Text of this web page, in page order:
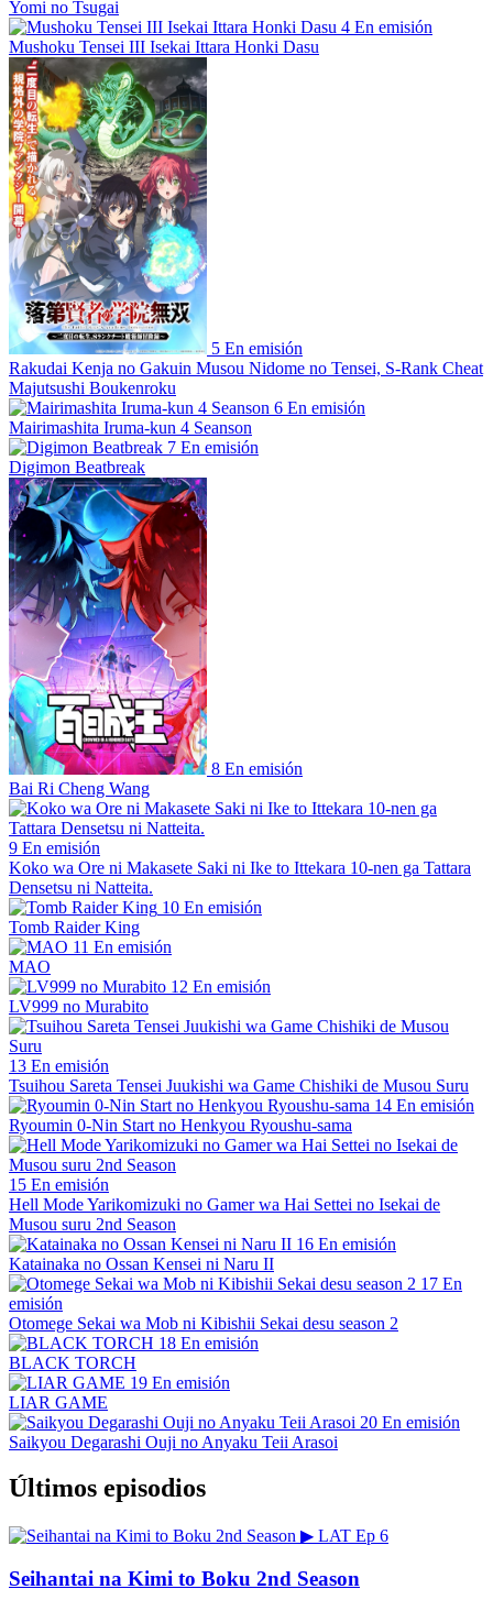
Yomi no Tsugai
4 En emisión
Mushoku Tensei III Isekai Ittara Honki Dasu
5 En emisión
Rakudai Kenja no Gakuin Musou Nidome no Tensei, S-Rank Cheat
Majutsushi Boukenroku
6 En emisión
Mairimashita Iruma-kun 4 Seanson
7 En emisión
Digimon Beatbreak
8 En emisión
Bai Ri Cheng Wang
9 En emisión
Koko wa Ore ni Makasete Saki ni Ike to Ittekara 10-nen ga Tattara
Densetsu ni Natteita.
10 En emisión
Tomb Raider King
11 En emisión
MAO
12 En emisión
LV999 no Murabito
13 En emisión
Tsuihou Sareta Tensei Juukishi wa Game Chishiki de Musou Suru
14 En emisión
Ryoumin 0-Nin Start no Henkyou Ryoushu-sama
15 En emisión
Hell Mode Yarikomizuki no Gamer wa Hai Settei no Isekai de
Musou suru 2nd Season
16 En emisión
Katainaka no Ossan Kensei ni Naru II
17 En
emisión
Otomege Sekai wa Mob ni Kibishii Sekai desu season 2
18 En emisión
BLACK TORCH
19 En emisión
LIAR GAME
20 En emisión
Saikyou Degarashi Ouji no Anyaku Teii Arasoi
Últimos episodios
▶ LAT Ep 6
Seihantai na Kimi to Boku 2nd Season